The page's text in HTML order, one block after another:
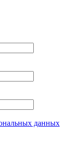
данных